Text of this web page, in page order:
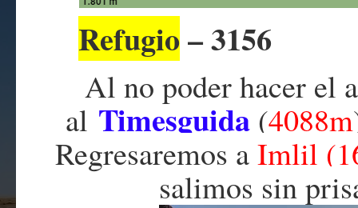
Refugio–
Al no poder hacer el
al Timesguida(4088m
Regresaremos aImlil
salimos sin